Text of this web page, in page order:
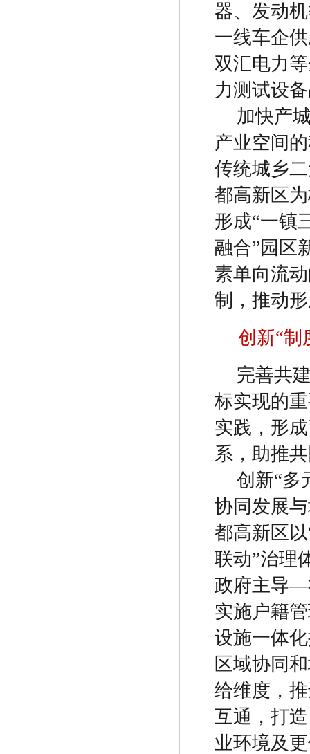
器、发动
一线车企
双汇电力
力测试设
加快产
产业空间
传统城乡
都高新区
形成“一镇
融合”园区
素单向流
制，推动
创新“制
完善共
标实现的
实践，形
系，助推
创新“多
协同发展
都高新区以
联动”治理
政府主导—
实施户籍
设施一体
区域协同
给维度，
互通，打
业环境及